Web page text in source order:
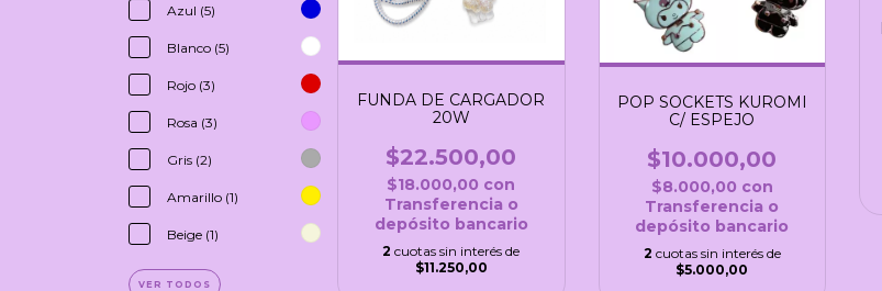
Azul (5)
Blanco (5)
Rojo (3)
Rosa (3)
Gris (2)
Amarillo (1)
Beige (1)
VER TODOS
FUNDA DE CARGADOR
20W
$22.500,00
$18.000,00 con
Transferencia o
depósito bancario
2 cuotas sin interés de
$11.250,00
POP SOCKETS KUROMI
C/ ESPEJO
$10.000,00
$8.000,00 con
Transferencia o
depósito bancario
2 cuotas sin interés de
$5.000,00